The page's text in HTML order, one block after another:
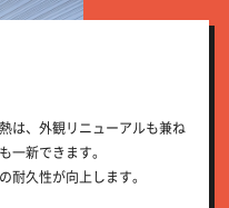
は、外観リニューアルも兼ね
一新できます。
耐久性が向上します。